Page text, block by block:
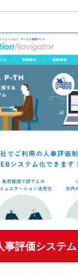
事評価システム